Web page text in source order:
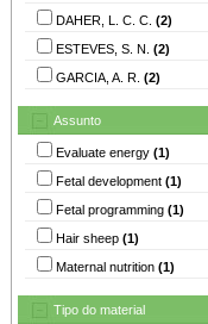
DAHER, L. C. C. (2)
ESTEVES, S. N. (2)
GARCIA, A. R. (2)
Assunto
Evaluate energy (1)
Fetal development (1)
Fetal programming (1)
Hair sheep (1)
Maternal nutrition (1)
Tipo do material